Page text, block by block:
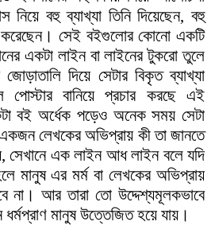
নিয়ে বহু ব্যাখ্যা তিনি দিয়েছেন, বহু
সেই বইগুলোর কোনো একটি
একটা লাইন বা লাইনের টুকরো তুলে
দিয়ে সেটার বিকৃত ব্যাখ্যা
পোস্টার বানিয়ে প্রচার করছে এই
বই অর্ধেক পড়েও অনেক সময় সেটা
একজন লেখকের অভিপ্রায় কী তা জানতে
সেখানে এক লাইন আধ লাইন বলে যদি
মানুষ এর মর্ম বা লেখকের অভিপ্রায়
না। আর তারা তো উদ্দেশ্যমূলকভাবে
ধর্মপ্রাণ মানুষ উত্তেজিত হয়ে যায়।